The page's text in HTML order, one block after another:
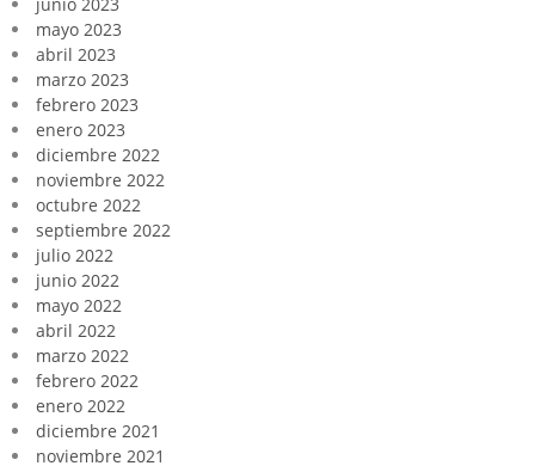
junio 2023
mayo 2023
abril 2023
marzo 2023
febrero 2023
enero 2023
diciembre 2022
noviembre 2022
octubre 2022
septiembre 2022
julio 2022
junio 2022
mayo 2022
abril 2022
marzo 2022
febrero 2022
enero 2022
diciembre 2021
noviembre 2021